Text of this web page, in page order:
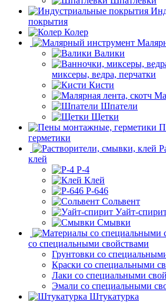
покрытия
Колер
Валики
миксеры, ведра, перчатки
Кисти
Шпатели
Щетки
герметики
клей
Р-4
Клей
Р-646
Сольвент
Уайт-
Смывки
со специальными свойствами
Грунтовки со
Краски со специальными
Лаки со специальными
Эмали со специальными
Штукатурка